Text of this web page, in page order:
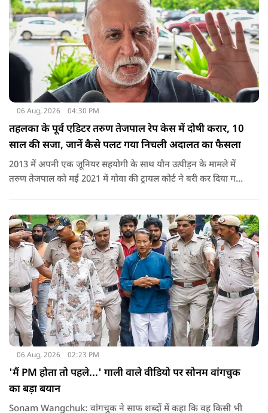
06 Aug, 2026 04:30 PM
तहलका के पूर्व एडिटर तरुण तेजपाल रेप केस में दोषी करार, 10
साल की सजा, जानें कैसे पलट गया निचली अदालत का फैसला
2013 में अपनी एक जूनियर सहयोगी के साथ यौन उत्पीड़न के मामले में
तरुण तेजपाल को मई 2021 में गोवा की ट्रायल कोर्ट ने बरी कर दिया गया
06 Aug, 2026 02:23 PM
'मैं PM होता तो पहले...' गाली वाले वीडियो पर सोनम वांगचुक
का बड़ा बयान
Sonam Wangchuk: वांगचुक ने साफ शब्दों में कहा कि वह किसी भी